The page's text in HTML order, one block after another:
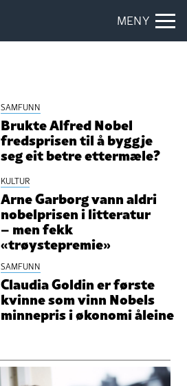
MENY
SAMFUNN
Brukte Alfred Nobel
fredsprisen til å byggje
seg eit betre ettermæle?
KULTUR
Arne Garborg vann aldri
nobelprisen i litteratur
– men fekk
«trøystepremie»
SAMFUNN
Claudia Goldin er første
kvinne som vinn Nobels
minnepris i økonomi åleine